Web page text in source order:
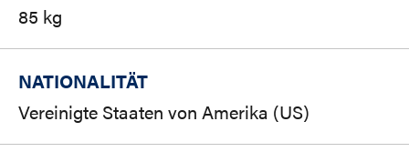
85 kg
NATIONALITÄT
Vereinigte Staaten von Amerika (US)